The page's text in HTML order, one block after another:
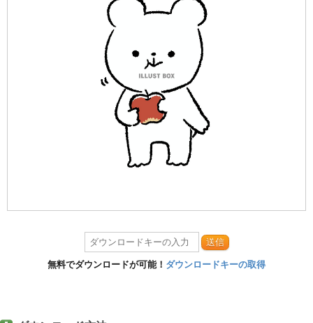
送信
無料でダウンロードが可能！ ダウンロードキーの取得